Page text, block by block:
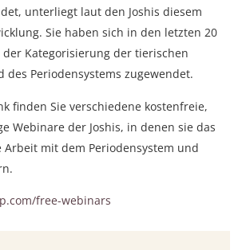
unterliegt laut den Joshis diesem
Sie haben sich in den letzten 20
der Kategorisierung der tierischen
des Periodensystems zugewendet.
finden Sie verschiedene kostenfreie,
Webinare der Joshis, in denen sie das
Arbeit mit dem Periodensystem und
free-webinars